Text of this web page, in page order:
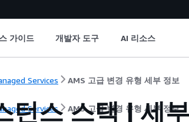
가이드 개발자 도구 AI 리소스
Services AMS 고급 변경 유형 세부 정보
Services AMS 고급 변경 유형 세부 정보
턴스 스택 | 세